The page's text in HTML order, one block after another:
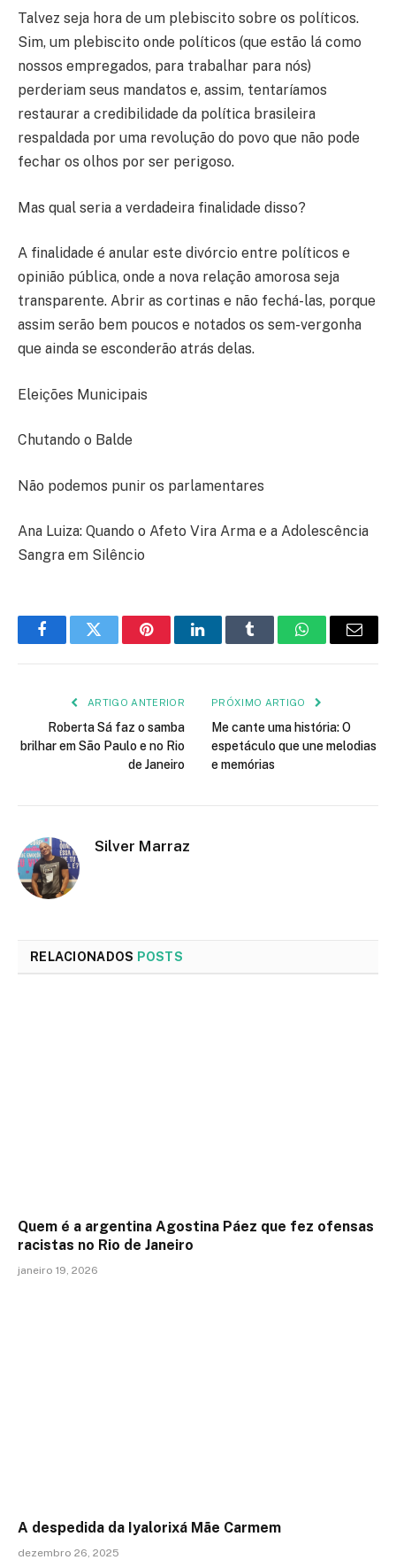
Talvez seja hora de um plebiscito sobre os políticos.
Sim, um plebiscito onde políticos (que estão lá como
nossos empregados, para trabalhar para nós)
perderiam seus mandatos e, assim, tentaríamos
restaurar a credibilidade da política brasileira
respaldada por uma revolução do povo que não pode
fechar os olhos por ser perigoso.
Mas qual seria a verdadeira finalidade disso?
A finalidade é anular este divórcio entre políticos e
opinião pública, onde a nova relação amorosa seja
transparente. Abrir as cortinas e não fechá-las, porque
assim serão bem poucos e notados os sem-vergonha
que ainda se esconderão atrás delas.
Eleições Municipais
Chutando o Balde
Não podemos punir os parlamentares
Ana Luiza: Quando o Afeto Vira Arma e a Adolescência
Sangra em Silêncio
FacebookTwitter PinterestLinkedInTumblr WhatsApp
E-
ARTIGO ANTERIOR
Roberta Sá faz o samba
brilhar em São Paulo e no Rio
de Janeiro
PRÓXIMO ARTIGO
Me cante uma história: O
espetáculo que une melodias
e memórias
Silver Marraz
RELACIONADOS POSTS
Quem é a argentina Agostina Páez que fez ofensas
racistas no Rio de Janeiro
janeiro 19, 2026
A despedida da Iyalorixá Mãe Carmem
dezembro 26, 2025